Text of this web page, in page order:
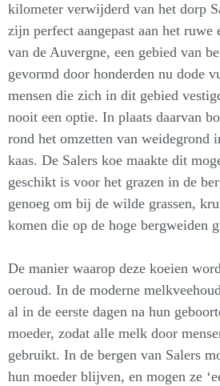
kilometer verwijderd van het dorp
zijn perfect aangepast aan het ruwe
van de Auvergne, een gebied van
gevormd door honderden nu dode
mensen die zich in dit gebied
nooit een optie. In plaats daarvan
rond het omzetten van weidegrond
kaas. De Salers koe maakte dit
geschikt is voor het grazen in de
genoeg om bij de wilde grassen,
komen die op de hoge bergweiden
De manier waarop deze koeien
oeroud. In de moderne
al in de eerste dagen na hun
moeder, zodat alle melk door
gebruikt. In de bergen van Salers
hun moeder blijven, en mogen ze